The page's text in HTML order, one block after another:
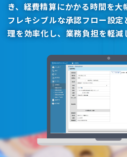
き、経費精算にかかる時間を大
フレキシブルな承認フロー設
理を効率化し、業務負担を軽減